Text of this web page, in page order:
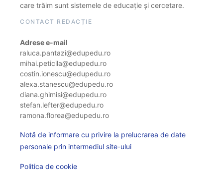
care trăim sunt sistemele de educație și cercetare.
CONTACT REDACȚIE
Adrese e-mail
raluca.pantazi@edupedu.ro
mihai.peticila@edupedu.ro
costin.ionescu@edupedu.ro
alexa.stanescu@edupedu.ro
diana.ghimisi@edupedu.ro
stefan.lefter@edupedu.ro
ramona.florea@edupedu.ro
Notă de informare cu privire la prelucrarea de date
personale prin intermediul site-ului
Politica de cookie